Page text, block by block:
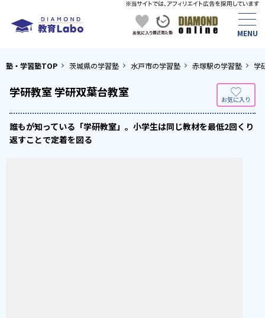
塾・学習塾TOP 茨城県の学習塾 水戸市の学習塾 赤塚駅の学習塾 学
学研教室 学研双葉台教室
誰もが知っている「学研教室」。小学生は同じ教材を最低2回くり
返すことで定着を図る